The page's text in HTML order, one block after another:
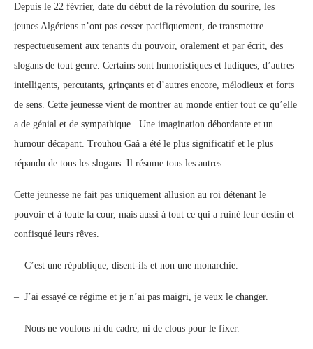
Depuis le 22 février, date du début de la révolution du sourire, les
jeunes Algériens n’ont pas cesser pacifiquement, de transmettre
respectueusement aux tenants du pouvoir, oralement et par écrit, des
slogans de tout genre. Certains sont humoristiques et ludiques, d’autres
intelligents, percutants, grinçants et d’autres encore, mélodieux et forts
de sens. Cette jeunesse vient de montrer au monde entier tout ce qu’elle
a de génial et de sympathique. Une imagination débordante et un
humour décapant. Trouhou Gaâ a été le plus significatif et le plus
répandu de tous les slogans. Il résume tous les autres.
Cette jeunesse ne fait pas uniquement allusion au roi détenant le
pouvoir et à toute la cour, mais aussi à tout ce qui a ruiné leur destin et
confisqué leurs rêves.
– C’est une république, disent-ils et non une monarchie.
– J’ai essayé ce régime et je n’ai pas maigri, je veux le changer.
– Nous ne voulons ni du cadre, ni de clous pour le fixer.